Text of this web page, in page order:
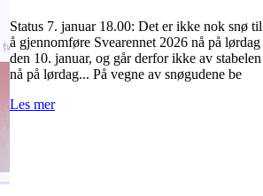
Status 7. januar 18.00: Det er ikke nok snø til
å gjennomføre Svearennet 2026 nå på lørdag
den 10. januar, og går derfor ikke av stabelen
nå på lørdag... På vegne av snøgudene be
Les mer